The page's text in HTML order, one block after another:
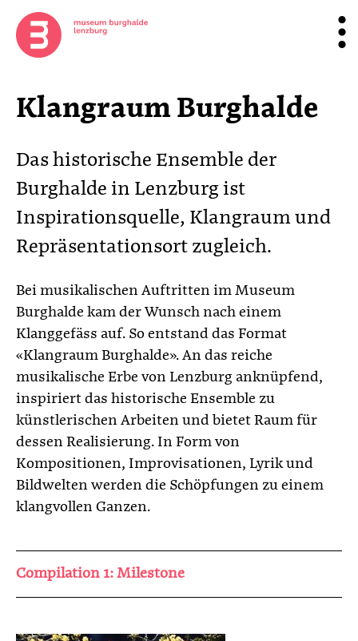
Klangraum Burghalde
Das historische Ensemble der
Burghalde in Lenzburg ist
Inspirationsquelle, Klangraum und
Repräsentationsort zugleich.
Bei musikalischen Auftritten im Museum
Burghalde kam der Wunsch nach einem
Klanggefäss auf. So entstand das Format
«Klangraum Burghalde». An das reiche
musikalische Erbe von Lenzburg anknüpfend,
inspiriert das historische Ensemble zu
künstlerischen Arbeiten und bietet Raum für
dessen Realisierung. In Form von
Kompositionen, Improvisationen, Lyrik und
Bildwelten werden die Schöpfungen zu einem
klangvollen Ganzen.
Compilation 1: Milestone